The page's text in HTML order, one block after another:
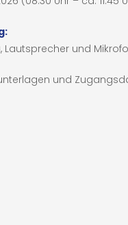
Lautsprecher und
und